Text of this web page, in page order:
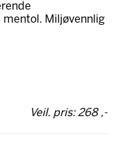
Miljøvennlig
Veil. pris: 268 ,-